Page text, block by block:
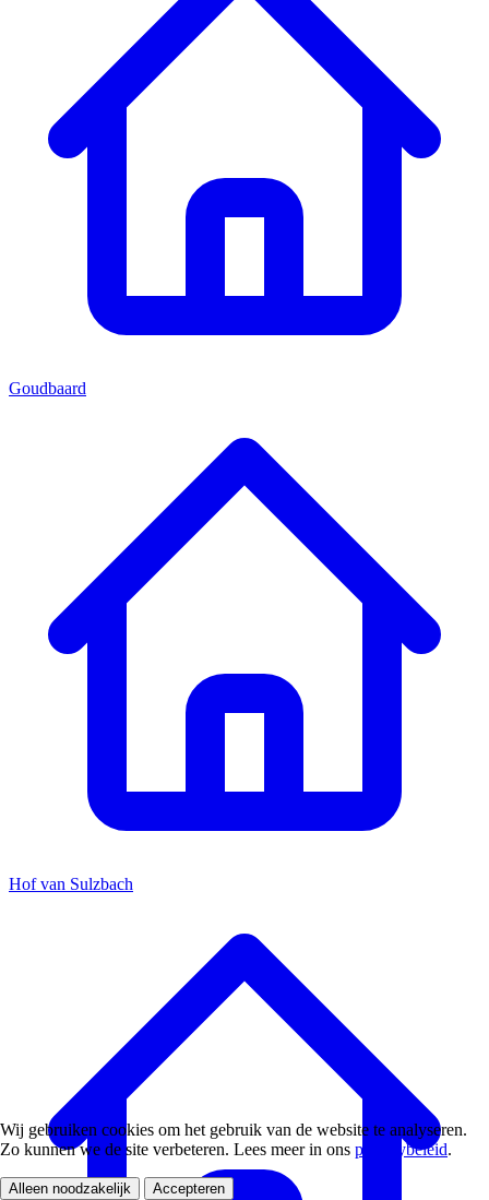
Goudbaard
Hof van Sulzbach
Wij gebruiken cookies om het gebruik van de website te analyseren.
Zo kunnen we de site verbeteren. Lees meer in ons privacybeleid.
Alleen noodzakelijk Accepteren